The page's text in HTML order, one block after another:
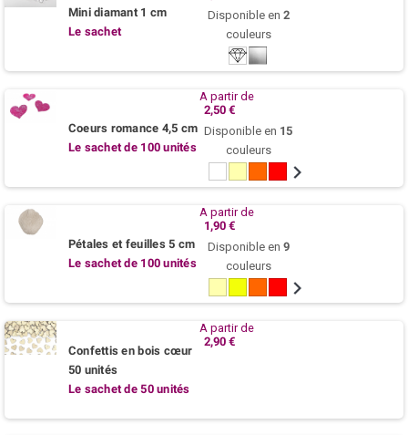
Mini diamant 1 cm
Le sachet
Disponible en 2
couleurs
CristalArgent
Coeurs romance 4,5 cm
Le sachet de 100 unités
A partir de
2,50 €
Disponible en 15
couleurs
Mandarine
RougeBordeaux
/
Pétales et feuilles 5 cm
Le sachet de 100 unités
A partir de
1,90 €
Disponible en 9
couleurs
citron
Mandarine
RougeRose
poudre/
/
/
Confettis en bois cœur
50 unités
Le sachet de 50 unités
A partir de
2,90 €